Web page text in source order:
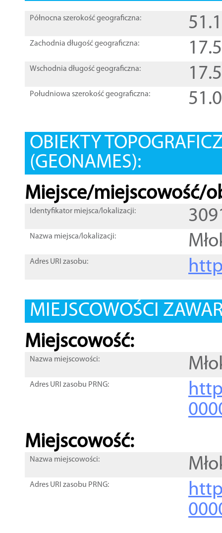
Północna szerokość geograficzna:
Zachodnia długość geograficzna:
Wschodnia długość geograficzna:
Południowa szerokość geograficzna:
OBIEKTY
(GEONAMES):
Miejsce/miejscowość/
Identyfikator miejsca/lokalizacji:
Nazwa miejsca/lokalizacji:
Adres URI zasobu:
MIEJSCOWOŚCI
Miejscowość:
Nazwa miejscowości:
Adres URI zasobu PRNG:
Miejscowość:
Nazwa miejscowości:
Adres URI zasobu PRNG: